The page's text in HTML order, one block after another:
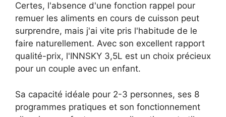
Certes, l'absence d'une fonction rappel pour
remuer les aliments en cours de cuisson peut
surprendre, mais j'ai vite pris l'habitude de le
faire naturellement. Avec son excellent rapport
qualité-prix, l'INNSKY 3,5L est un choix précieux
pour un couple avec un enfant.
Sa capacité idéale pour 2-3 personnes, ses 8
programmes pratiques et son fonctionnement